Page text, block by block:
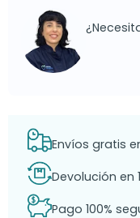
Envíos gratis
Devolución en
Pago 100%